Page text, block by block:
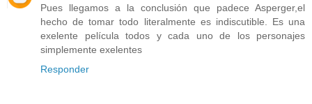
Pues llegamos a la conclusión que padece Asperger,el
hecho de tomar todo literalmente es indiscutible. Es una
exelente película todos y cada uno de los personajes
simplemente exelentes
Responder